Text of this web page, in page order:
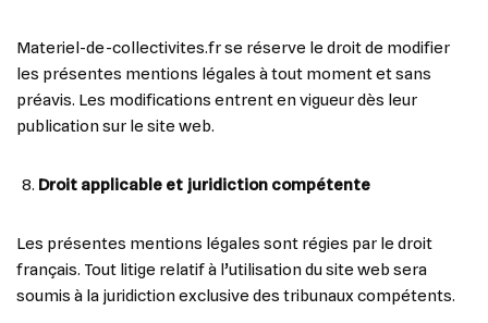
Materiel-de-collectivites.fr se réserve le droit de modifier
les présentes mentions légales à tout moment et sans
préavis. Les modifications entrent en vigueur dès leur
publication sur le site web.
Droit applicable et juridiction compétente
Les présentes mentions légales sont régies par le droit
français. Tout litige relatif à l’utilisation du site web sera
soumis à la juridiction exclusive des tribunaux compétents.